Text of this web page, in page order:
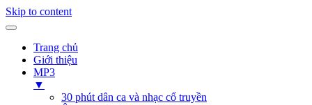
Skip to content
Trang chủ
Giới thiệu
MP3
▼
30 phút dân ca và nhạc cổ truyền